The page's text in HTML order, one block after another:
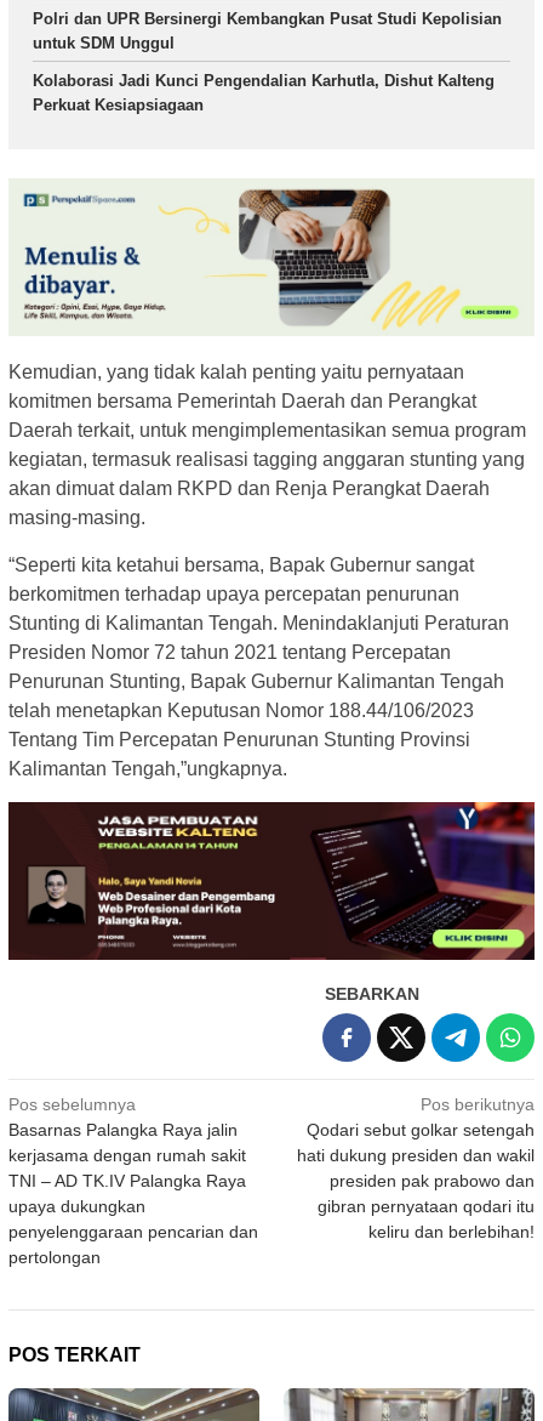
Polri dan UPR Bersinergi Kembangkan Pusat Studi Kepolisian
untuk SDM Unggul
Kolaborasi Jadi Kunci Pengendalian Karhutla, Dishut Kalteng
Perkuat Kesiapsiagaan
Kemudian, yang tidak kalah penting yaitu pernyataan
komitmen bersama Pemerintah Daerah dan Perangkat
Daerah terkait, untuk mengimplementasikan semua program
kegiatan, termasuk realisasi tagging anggaran stunting yang
akan dimuat dalam RKPD dan Renja Perangkat Daerah
masing-masing.
“Seperti kita ketahui bersama, Bapak Gubernur sangat
berkomitmen terhadap upaya percepatan penurunan
Stunting di Kalimantan Tengah. Menindaklanjuti Peraturan
Presiden Nomor 72 tahun 2021 tentang Percepatan
Penurunan Stunting, Bapak Gubernur Kalimantan Tengah
telah menetapkan Keputusan Nomor 188.44/106/2023
Tentang Tim Percepatan Penurunan Stunting Provinsi
Kalimantan Tengah,”ungkapnya.
SEBARKAN
Navigasi
pos
Pos sebelumnya
Basarnas Palangka Raya jalin
kerjasama dengan rumah sakit
TNI – AD TK.IV Palangka Raya
upaya dukungkan
penyelenggaraan pencarian dan
pertolongan
Pos berikutnya
Qodari sebut golkar setengah
hati dukung presiden dan wakil
presiden pak prabowo dan
gibran pernyataan qodari itu
keliru dan berlebihan!
POS TERKAIT